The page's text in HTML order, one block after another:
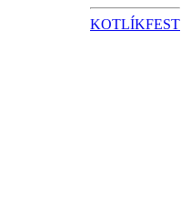
KOTLÍKFEST